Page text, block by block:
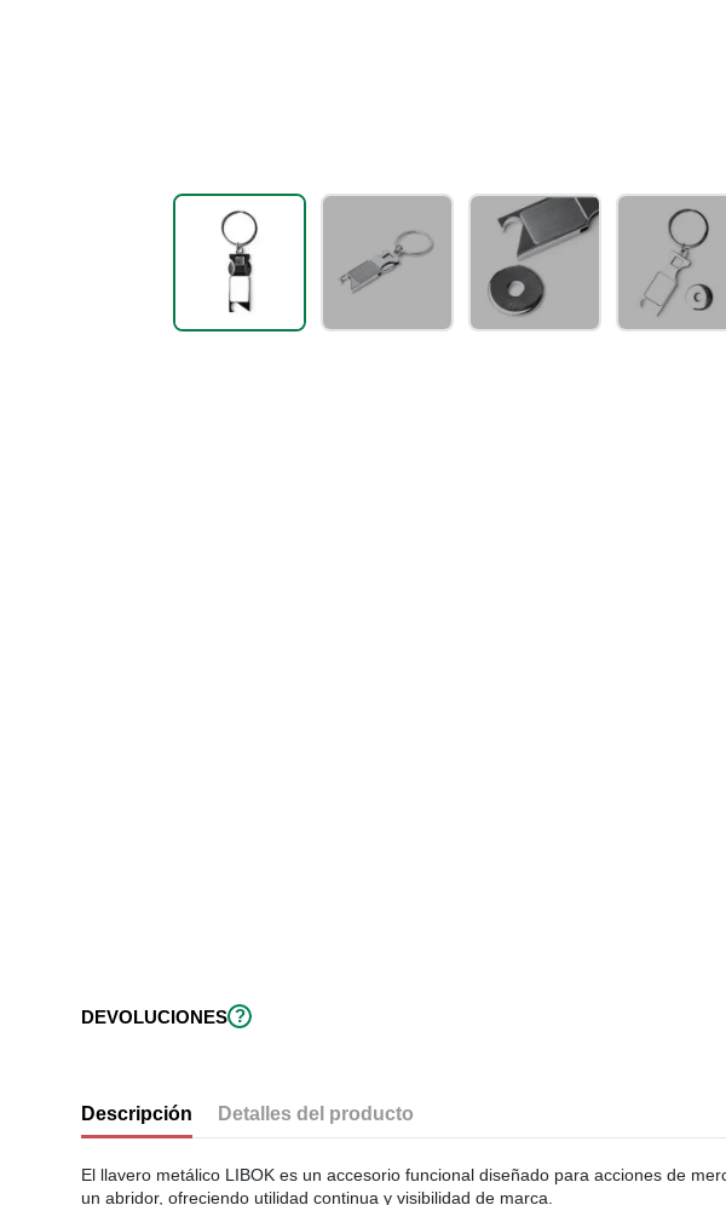
DEVOLUCIONES ?
Descripción Detalles del producto
El llavero metálico LIBOK es un accesorio funcional diseñado para acciones de
un abridor, ofreciendo utilidad continua y visibilidad de marca.